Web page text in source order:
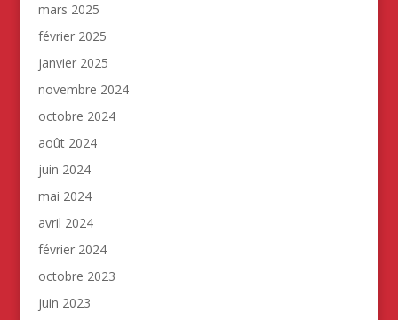
mars 2025
février 2025
janvier 2025
novembre 2024
octobre 2024
août 2024
juin 2024
mai 2024
avril 2024
février 2024
octobre 2023
juin 2023